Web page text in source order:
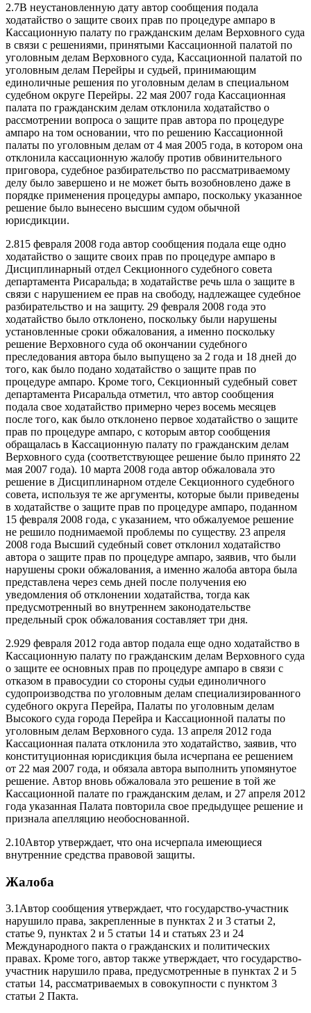
2.7В неустановленную дату автор сообщения подала
ходатайство о защите своих прав по процедуре ампаро в
Кассационную палату по гражданским делам Верховного суда
в связи с решениями, принятыми Кассационной палатой по
уголовным делам Верховного суда, Кассационной палатой по
уголовным делам Перейры и судьей, принимающим
единоличные решения по уголовным делам в специальном
судебном округе Перейры. 22 мая 2007 года Кассационная
палата по гражданским делам отклонила ходатайство о
рассмотрении вопроса о защите прав автора по процедуре
ампаро на том основании, что по решению Кассационной
палаты по уголовным делам от 4 мая 2005 года, в котором она
отклонила кассационную жалобу против обвинительного
приговора, судебное разбирательство по рассматриваемому
делу было завершено и не может быть возобновлено даже в
порядке применения процедуры ампаро, поскольку указанное
решение было вынесено высшим судом обычной
юрисдикции.
2.815 февраля 2008 года автор сообщения подала еще одно
ходатайство о защите своих прав по процедуре ампаро в
Дисциплинарный отдел Секционного судебного совета
департамента Рисаральда; в ходатайстве речь шла о защите в
связи с нарушением ее прав на свободу, надлежащее судебное
разбирательство и на защиту. 29 февраля 2008 года это
ходатайство было отклонено, поскольку были нарушены
установленные сроки обжалования, а именно поскольку
решение Верховного суда об окончании судебного
преследования автора было выпущено за 2 года и 18 дней до
того, как было подано ходатайство о защите прав по
процедуре ампаро. Кроме того, Секционный судебный совет
департамента Рисаральда отметил, что автор сообщения
подала свое ходатайство примерно через восемь месяцев
после того, как было отклонено первое ходатайство о защите
прав по процедуре ампаро, с которым автор сообщения
обращалась в Кассационную палату по гражданским делам
Верховного суда (соответствующее решение было принято 22
мая 2007 года). 10 марта 2008 года автор обжаловала это
решение в Дисциплинарном отделе Секционного судебного
совета, используя те же аргументы, которые были приведены
в ходатайстве о защите прав по процедуре ампаро, поданном
15 февраля 2008 года, с указанием, что обжалуемое решение
не решило поднимаемой проблемы по существу. 23 апреля
2008 года Высший судебный совет отклонил ходатайство
автора о защите прав по процедуре ампаро, заявив, что были
нарушены сроки обжалования, а именно жалоба автора была
представлена через семь дней после получения ею
уведомления об отклонении ходатайства, тогда как
предусмотренный во внутреннем законодательстве
предельный срок обжалования составляет три дня.
2.929 февраля 2012 года автор подала еще одно ходатайство в
Кассационную палату по гражданским делам Верховного суда
о защите ее основных прав по процедуре ампаро в связи с
отказом в правосудии со стороны судьи единоличного
судопроизводства по уголовным делам специализированного
судебного округа Перейра, Палаты по уголовным делам
Высокого суда города Перейра и Кассационной палаты по
уголовным делам Верховного суда. 13 апреля 2012 года
Кассационная палата отклонила это ходатайство, заявив, что
конституционная юрисдикция была исчерпана ее решением
от 22 мая 2007 года, и обязала автора выполнить упомянутое
решение. Автор вновь обжаловала это решение в той же
Кассационной палате по гражданским делам, и 27 апреля 2012
года указанная Палата повторила свое предыдущее решение и
признала апелляцию необоснованной.
2.10Автор утверждает, что она исчерпала имеющиеся
внутренние средства правовой защиты.
Жалоба
3.1Автор сообщения утверждает, что государство-участник
нарушило права, закрепленные в пунктах 2 и 3 статьи 2,
статье 9, пунктах 2 и 5 статьи 14 и статьях 23 и 24
Международного пакта о гражданских и политических
правах. Кроме того, автор также утверждает, что государство-
участник нарушило права, предусмотренные в пунктах 2 и 5
статьи 14, рассматриваемых в совокупности с пунктом 3
статьи 2 Пакта.